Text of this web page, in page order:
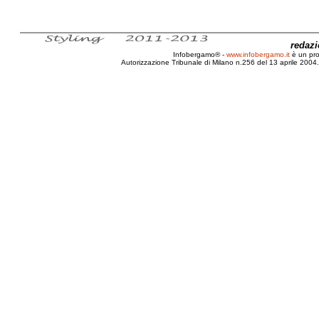
Infobergamo® - www.infobergamo.it è un
Autorizzazione Tribunale di Milano n.256 del 13 aprile